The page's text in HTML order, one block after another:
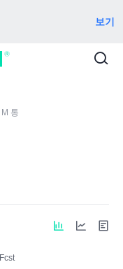
보기
M 통
Fcst